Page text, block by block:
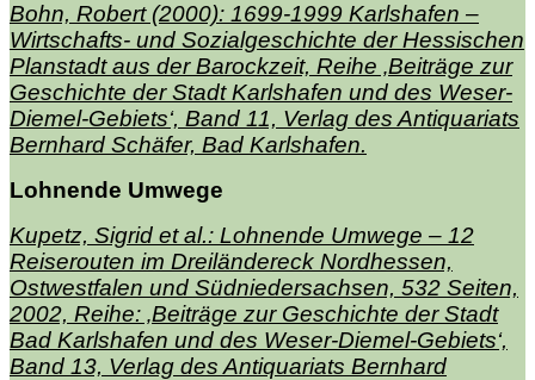
Bohn, Robert (2000): 1699-1999 Karlshafen –
Wirtschafts- und Sozialgeschichte der Hessischen
Planstadt aus der Barockzeit, Reihe ‚Beiträge zur
Geschichte der Stadt Karlshafen und des Weser-
Diemel-Gebiets‘, Band 11, Verlag des Antiquariats
Bernhard Schäfer, Bad Karlshafen.
Lohnende Umwege
Kupetz, Sigrid et al.: Lohnende Umwege – 12
Reiserouten im Dreiländereck Nordhessen,
Ostwestfalen und Südniedersachsen, 532 Seiten,
2002, Reihe: ‚Beiträge zur Geschichte der Stadt
Bad Karlshafen und des Weser-Diemel-Gebiets‘,
Band 13, Verlag des Antiquariats Bernhard